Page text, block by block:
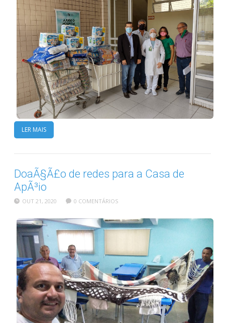
LER MAIS
DoaÃ§Ã£o de redes para a Casa de
ApÃ³io
OUT 21, 2020 0 COMENTÁRIOS